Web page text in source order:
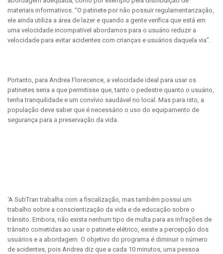
materiais informativos. “O patinete por não possuir regulamentarização,
ele ainda utiliza a área de lazer e quando a gente verifica que está em
uma velocidade incompatível abordamos para o usuário reduzir a
velocidade para evitar acidentes com crianças e usuários daquela via”.
Portanto, para Andrea Florecence, a velocidade ideal para usar os
patinetes seria a que permitisse que, tanto o pedestre quanto o usuário,
tenha tranquilidade e um convívio saudável no local. Mas para isto, a
população deve saber que é necessário o uso do equipamento de
segurança para a preservação da vida.
‘A SubTran trabalha com a fiscalização, mas também possui um
trabalho sobre a conscientização da vida e de educação sobre o
trânsito. Embora, não exista nenhum tipo de multa para as infrações de
trânsito cometidas ao usar o patinete elétrico, existe a percepção dos
usuários e a abordagem. O objetivo do programa é diminuir o número
de acidentes, pois Andrea diz que a cada 10 minutos, uma pessoa